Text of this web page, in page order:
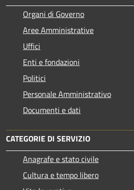
Organi di Governo
Aree Amministrative
Uffici
Enti e fondazioni
Politici
Personale Amministrativo
Documenti e dati
CATEGORIE DI SERVIZIO
Anagrafe e stato civile
Cultura e tempo libero